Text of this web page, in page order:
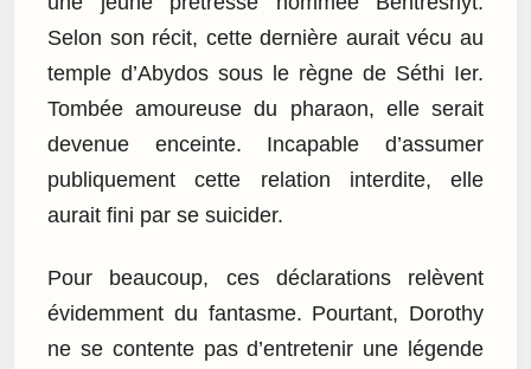
Selon son récit, cette dernière aurait vécu au
temple d’Abydos sous le règne de Séthi Ier.
Tombée amoureuse du pharaon, elle serait
devenue enceinte. Incapable d’assumer
publiquement cette relation interdite, elle
aurait fini par se suicider.
Pour beaucoup, ces déclarations relèvent
évidemment du fantasme. Pourtant, Dorothy
ne se contente pas d’entretenir une légende